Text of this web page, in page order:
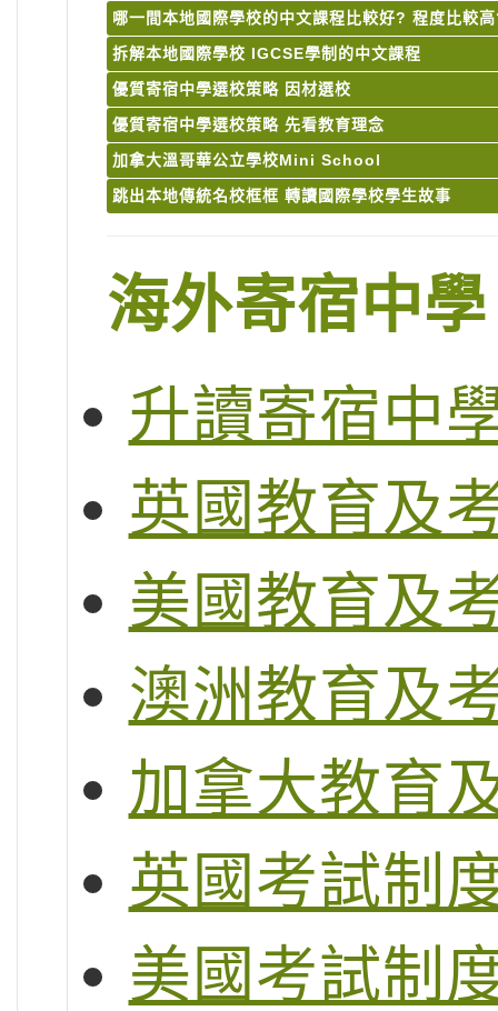
哪一間本地國際學校的中文課程比較好? 程度比較
拆解本地國際學校 IGCSE學制的中文課程
優質寄宿中學選校策略 因材選校
優質寄宿中學選校策略 先看教育理念
加拿大溫哥華公立學校Mini School
跳出本地傳統名校框框 轉讀國際學校學生故事
海外寄宿中學
升讀寄宿中
英國教育及
美國教育及
澳洲教育及
加拿大教育
英國考試制
美國考試制